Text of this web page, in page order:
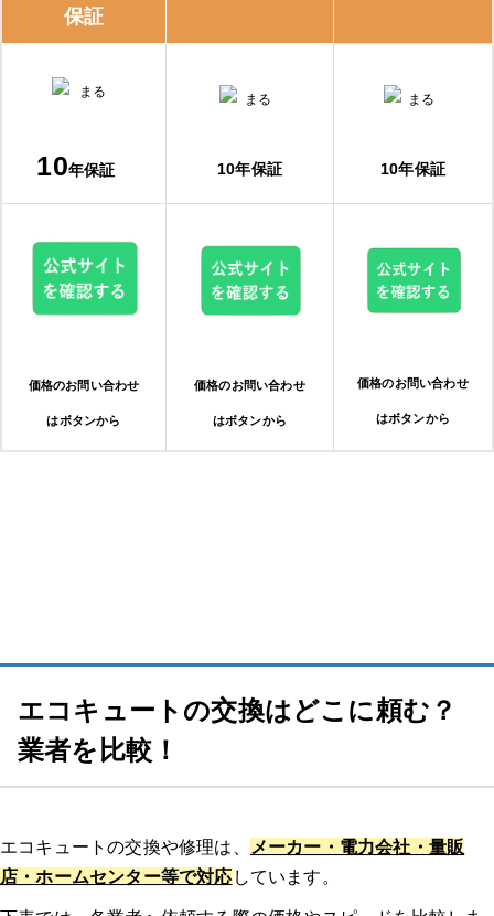
住設ジャパン株式会社
給湯省エネ2026事業
購入・交換前に知っておくべき注意点
事前に相見積もりを取る
夜間電力の活用でさらにお得
おすすめメーカーは？エコキュートのメーカー特徴
パナソニック
保証
10年保証 10年保証 10年保証
価格のお問い合わせ
はボタンから
価格のお問い合わせ
はボタンから
価格のお問い合わせ
はボタンから
エコキュートの交換はどこに頼む？
業者を比較！
エコキュートの交換や修理は、
メーカー・電力会社・量販
店・ホームセンター等で対応 しています。